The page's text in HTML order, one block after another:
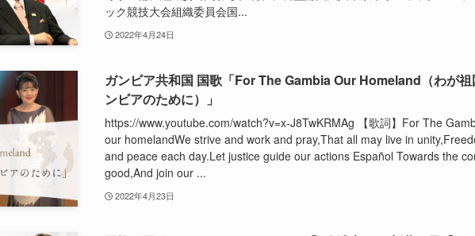
ック競技大会組織委員会国...
2022年4月24日
ガンビア共和国 国歌「For The Gambia Our Homeland（わが祖
ンビアのために）」
https://www.youtube.com/watch?v=x-J8TwKRMAg 【歌詞】For The
our homelandWe strive and work and pray,That all may live in
and peace each day.Let justice guide our actions Español Towards the
good,And join our ...
2022年4月23日